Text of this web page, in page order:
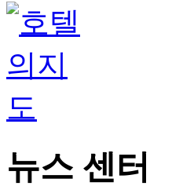
뉴스 센터